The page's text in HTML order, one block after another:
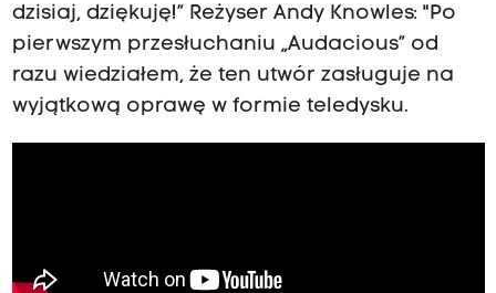
dzisiaj, dziękuję!” Reżyser Andy Knowles: "Po
pierwszym przesłuchaniu „Audacious” od
razu wiedziałem, że ten utwór zasługuje na
wyjątkową oprawę w formie teledysku.